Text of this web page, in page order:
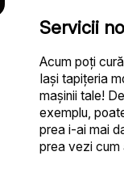
Servicii
Acum poți
Iași tapițeria
mașinii tale!
exemplu,
prea i-ai mai
prea vezi